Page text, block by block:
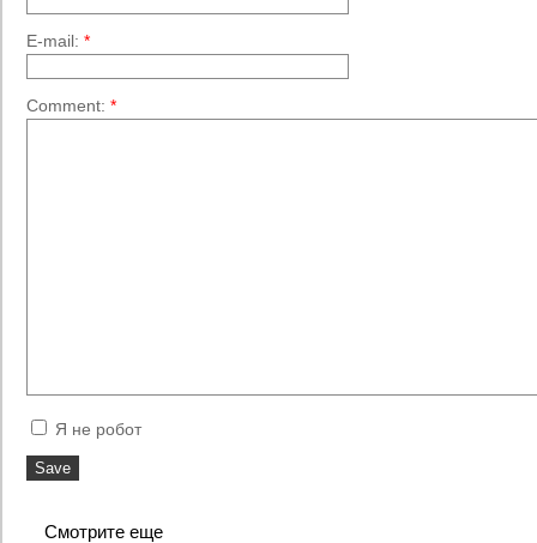
E-mail: *
Comment: *
Я не робот
Смотрите еще